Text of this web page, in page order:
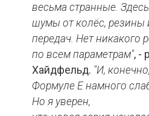
весьма странные.
шумы от колёс, резины
передач. Нетникакого
по всем параметрам", -
Хайдфельд. "И,
Формуле Е намного
Но я уверен,